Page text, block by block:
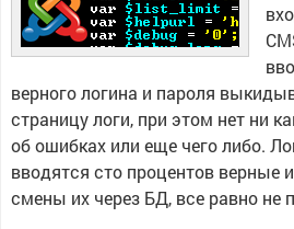
верного логина и пароля
страницу логи, при этом нет ни
об ошибках или еще чего либо.
вводятся сто процентов верные
смены их через БД, все равно не